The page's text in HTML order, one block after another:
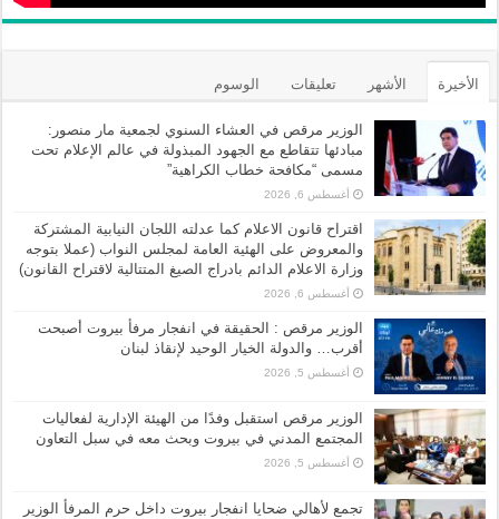
الأخيرة الأشهر تعليقات الوسوم
الوزير مرقص في العشاء السنوي لجمعية مار منصور:
مبادئها تتقاطع مع الجهود المبذولة في عالم الإعلام تحت
مسمى “مكافحة خطاب الكراهية”
أغسطس 6, 2026
اقتراح قانون الاعلام كما عدلته اللجان النيابية المشتركة
والمعروض على الهئية العامة لمجلس النواب (عملا بتوجه
وزارة الاعلام الدائم بادراج الصيغ المتتالية لاقتراح القانون)
أغسطس 6, 2026
الوزير مرقص : الحقيقة في انفجار مرفأ بيروت أصبحت
أقرب… والدولة الخيار الوحيد لإنقاذ لبنان
أغسطس 5, 2026
الوزير مرقص استقبل وفدًا من الهيئة الإدارية لفعاليات
المجتمع المدني في بيروت وبحث معه في سبل التعاون
أغسطس 5, 2026
تجمع لأهالي ضحايا انفجار بيروت داخل حرم المرفأ الوزير